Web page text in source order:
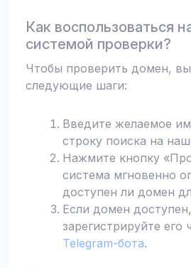
Как воспользоваться
системой проверки?
Чтобы проверить домен,
следующие шаги:
Введите желаемое
строку поиска на
Нажмите кнопку
система мгновенно
доступен ли домен
Если домен доступен,
зарегистрируйте его
Telegram-бота.